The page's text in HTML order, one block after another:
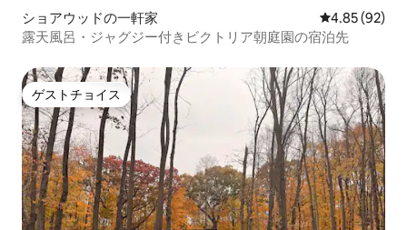
ショアウッドの一軒家 レビュー92
4.85 (92)
露天風呂・ジャグジー付きビクトリア朝庭園の宿泊先
ゲストチョイス
ゲストチョイス